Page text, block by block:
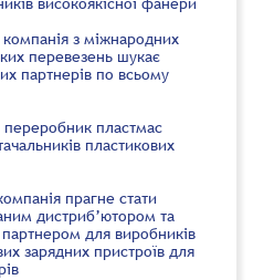
з міжнародних
перевезень шукає
партнерів по всьому
переробник пластмас
пластикових
прагне стати
дистриб’ютором та
для виробників
зарядних пристроїв для